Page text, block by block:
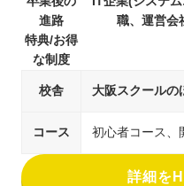
進路
職、運営会
特典/お得
な制度
校舎 大阪スクールの
コース 初心者コース、
詳細を